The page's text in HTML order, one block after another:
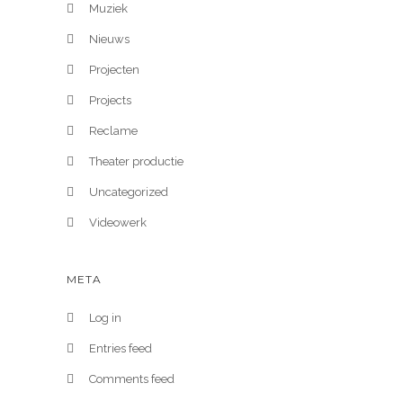
Muziek
Nieuws
Projecten
Projects
Reclame
Theater productie
Uncategorized
Videowerk
META
Log in
Entries feed
Comments feed